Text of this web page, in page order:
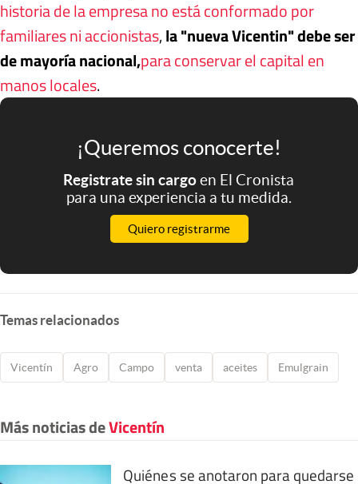
historia de la empresa no está conformado por
familiares ni accionistas,la "nueva Vicentin" debe ser
de mayoría nacional,para conservar el capital en
manos locales.
¡Queremos conocerte!
Registrate sin cargoen El Cronista
para una experiencia a tu medida.
Quiero registrarme
Temas relacionados
Vicentín Agro Campo venta aceites Emulgrain
Más noticias deVicentín
Quiénes se anotaron para quedarse